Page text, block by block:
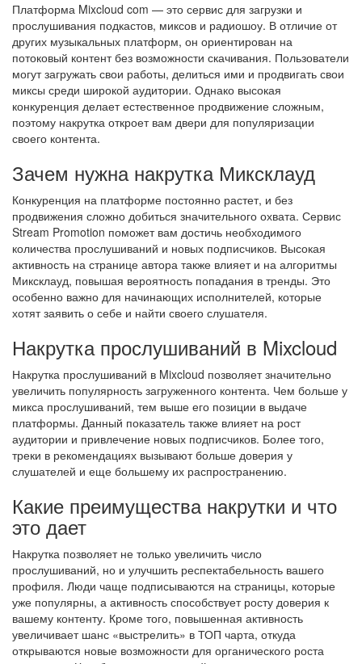
Платформа Mixcloud com — это сервис для загрузки и
прослушивания подкастов, миксов и радиошоу. В отличие от
других музыкальных платформ, он ориентирован на
потоковый контент без возможности скачивания. Пользователи
могут загружать свои работы, делиться ими и продвигать свои
миксы среди широкой аудитории. Однако высокая
конкуренция делает естественное продвижение сложным,
поэтому накрутка откроет вам двери для популяризации
своего контента.
Зачем нужна накрутка Миксклауд
Конкуренция на платформе постоянно растет, и без
продвижения сложно добиться значительного охвата. Сервис
Stream Promotion поможет вам достичь необходимого
количества прослушиваний и новых подписчиков. Высокая
активность на странице автора также влияет и на алгоритмы
Миксклауд, повышая вероятность попадания в тренды. Это
особенно важно для начинающих исполнителей, которые
хотят заявить о себе и найти своего слушателя.
Накрутка прослушиваний в Mixcloud
Накрутка прослушиваний в Mixcloud позволяет значительно
увеличить популярность загруженного контента. Чем больше у
микса прослушиваний, тем выше его позиции в выдаче
платформы. Данный показатель также влияет на рост
аудитории и привлечение новых подписчиков. Более того,
треки в рекомендациях вызывают больше доверия у
слушателей и еще большему их распространению.
Какие преимущества накрутки и что
это дает
Накрутка позволяет не только увеличить число
прослушиваний, но и улучшить респектабельность вашего
профиля. Люди чаще подписываются на страницы, которые
уже популярны, а активность способствует росту доверия к
вашему контенту. Кроме того, повышенная активность
увеличивает шанс «выстрелить» в ТОП чарта, откуда
открываются новые возможности для органического роста